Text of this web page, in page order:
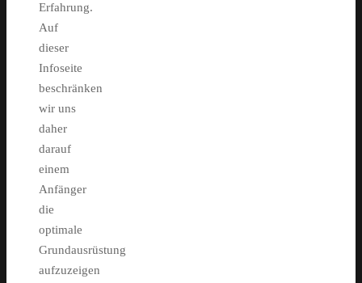
Erfahrung.
Auf
dieser
Infoseite
beschränken
wir uns
daher
darauf
einem
Anfänger
die
optimale
Grundausrüstung
aufzuzeigen